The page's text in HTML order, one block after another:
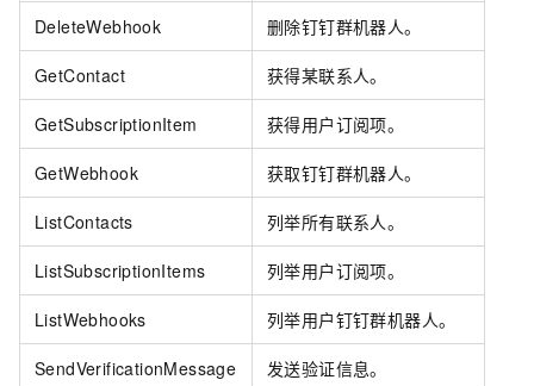
DeleteWebhook 删除钉钉群机器人。
GetContact 获得某联系人。
GetSubscriptionItem 获得用户订阅项。
GetWebhook 获取钉钉群机器人。
ListContacts 列举所有联系人。
ListSubscriptionItems 列举用户订阅项。
ListWebhooks 列举用户钉钉群机器人。
SendVerificationMessage 发送验证信息。